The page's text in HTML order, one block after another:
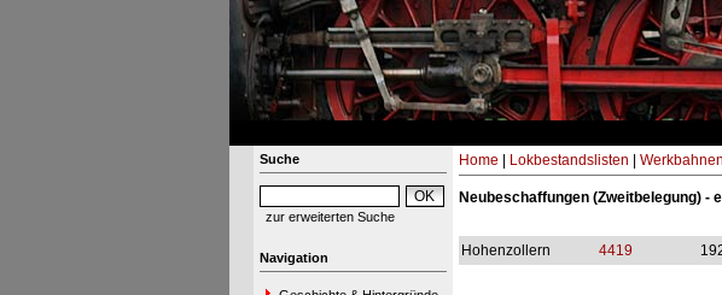
Suche
zur erweiterten Suche
Navigation
Home Lokbestandslisten Werkbahnen
Neubeschaffungen (Zweitbelegung) -
Hohenzollern 4419